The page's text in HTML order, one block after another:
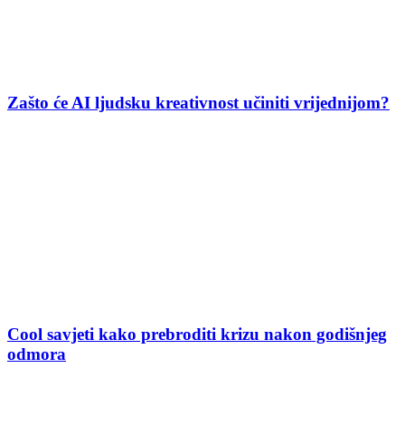
Zašto će AI ljudsku kreativnost učiniti vrijednijom?
Cool savjeti kako prebroditi krizu nakon godišnjeg
odmora